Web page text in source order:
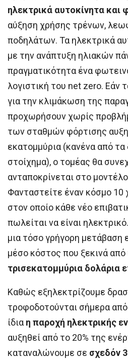
ηλεκτρικά αυτοκίνητα και
αύξηση χρήσης τρένων,
ποδηλάτων. Τα ηλεκτρικά
με την ανάπτυξη ηλιακών
πραγματικότητα ένα
λογιστική του net zero. Εάν
για την κλιμάκωση της
προχωρήσουν χωρίς
των σταθμών φόρτισης
εκατομμύρια (κανένα από τα
στοίχημα), ο τομέας θα
ανταποκρίνεται στο
Φανταστείτε έναν κόσμο 10
στον οποίο κάθε νέο
πωλείται να είναι
μια τόσο γρήγορη μετάβαση
μέσο κόστος που ξεκινά από
τρισεκατομμύρια δολάρια
Καθώς εξηλεκτρίζουμε
τροφοδοτούνται σήμερα
ίδια η παροχή ηλεκτρικής
αυξηθεί από το 20% της
καταναλώνουμε σε σχεδόν